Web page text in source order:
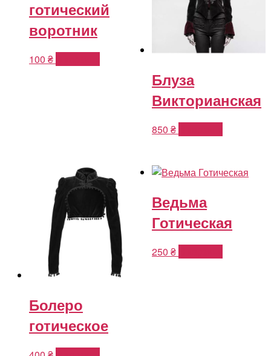
готический
воротник
100 ₴
Блуза
Викторианская
850₴
Болеро
готическое
Ведьма
Готическая
250₴